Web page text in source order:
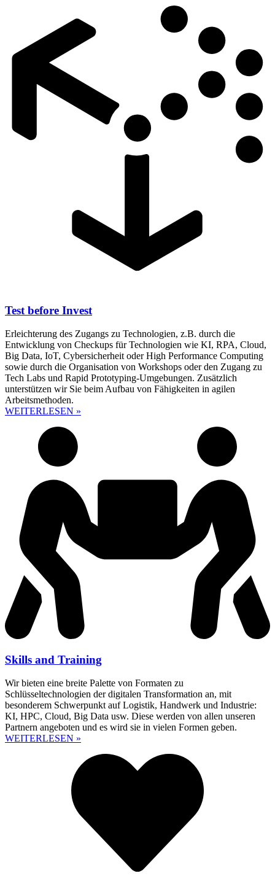
Test before Invest
Erleichterung des Zugangs zu Technologien, z.B. durch die
Entwicklung von Checkups für Technologien wie KI, RPA, Cloud,
Big Data, IoT, Cybersicherheit oder High Performance Computing
sowie durch die Organisation von Workshops oder den Zugang zu
Tech Labs und Rapid Prototyping-Umgebungen. Zusätzlich
unterstützen wir Sie beim Aufbau von Fähigkeiten in agilen
Arbeitsmethoden.
WEITERLESEN »
Skills and Training
Wir bieten eine breite Palette von Formaten zu
Schlüsseltechnologien der digitalen Transformation an, mit
besonderem Schwerpunkt auf Logistik, Handwerk und Industrie:
KI, HPC, Cloud, Big Data usw. Diese werden von allen unseren
Partnern angeboten und es wird sie in vielen Formen geben.
WEITERLESEN »